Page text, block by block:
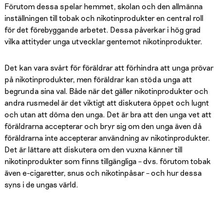
Förutom dessa spelar hemmet, skolan och den allmänna
inställningen till tobak och nikotinprodukter en central roll
för det förebyggande arbetet. Dessa påverkar i hög grad
vilka attityder unga utvecklar gentemot nikotinprodukter.
Det kan vara svårt för föräldrar att förhindra att unga prövar
på nikotinprodukter, men föräldrar kan stöda unga att
begrunda sina val. Både när det gäller nikotinprodukter och
andra rusmedel är det viktigt att diskutera öppet och lugnt
och utan att döma den unga. Det är bra att den unga vet att
föräldrarna accepterar och bryr sig om den unga även då
föräldrarna inte accepterar användning av nikotinprodukter.
Det är lättare att diskutera om den vuxna känner till
nikotinprodukter som finns tillgängliga – dvs. förutom tobak
även e-cigaretter, snus och nikotinpåsar – och hur dessa
syns i de ungas värld.